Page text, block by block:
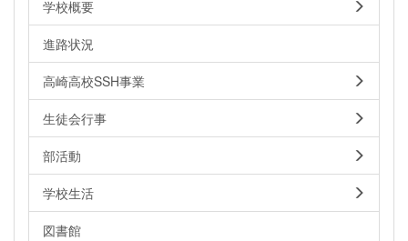
学校概要
進路状況
高崎高校SSH事業
生徒会行事
部活動
学校生活
図書館